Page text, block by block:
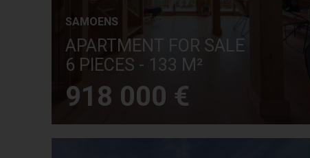
SAMOENS
APARTMENT FOR SALE
6 PIECES - 133 M²
918 000 €